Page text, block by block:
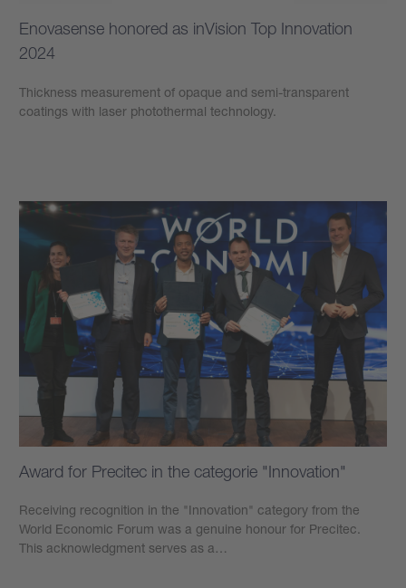
Enovasense honored as inVision Top Innovation
2024
Thickness measurement of opaque and semi-transparent
coatings with laser photothermal technology.
Award for Precitec in the categorie "Innovation"
Receiving recognition in the "Innovation" category from the
World Economic Forum was a genuine honour for Precitec.
This acknowledgment serves as a…